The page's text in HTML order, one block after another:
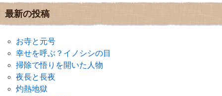
最新の投稿
お寺と元号
幸せを呼ぶ？イノシシの目
掃除で悟りを開いた人物
夜長と長夜
灼熱地獄